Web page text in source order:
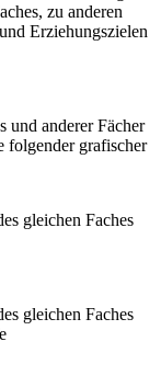
zu anderen
Erziehungszielen
und anderer Fächer
folgender grafischer
gleichen Faches
gleichen Faches